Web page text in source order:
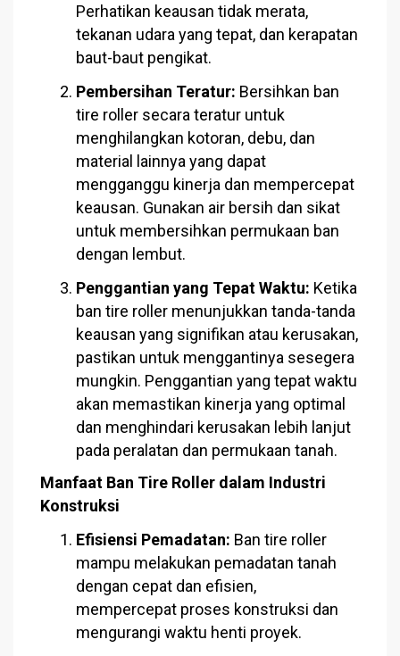
Perhatikan keausan tidak merata,
tekanan udara yang tepat, dan kerapatan
baut-baut pengikat.
Pembersihan Teratur: Bersihkan ban
tire roller secara teratur untuk
menghilangkan kotoran, debu, dan
material lainnya yang dapat
mengganggu kinerja dan mempercepat
keausan. Gunakan air bersih dan sikat
untuk membersihkan permukaan ban
dengan lembut.
Penggantian yang Tepat Waktu: Ketika
ban tire roller menunjukkan tanda-tanda
keausan yang signifikan atau kerusakan,
pastikan untuk menggantinya sesegera
mungkin. Penggantian yang tepat waktu
akan memastikan kinerja yang optimal
dan menghindari kerusakan lebih lanjut
pada peralatan dan permukaan tanah.
Manfaat Ban Tire Roller dalam Industri
Konstruksi
Efisiensi Pemadatan: Ban tire roller
mampu melakukan pemadatan tanah
dengan cepat dan efisien,
mempercepat proses konstruksi dan
mengurangi waktu henti proyek.